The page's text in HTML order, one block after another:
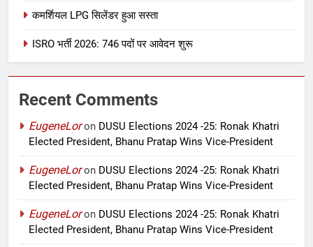
कमर्शियल LPG सिलेंडर हुआ सस्ता
ISRO भर्ती 2026: 746 पदों पर आवेदन शुरू
Recent Comments
EugeneLoron DUSU Elections 2024 -25: Ronak Khatri
Elected President, Bhanu Pratap Wins Vice-President
EugeneLoron DUSU Elections 2024 -25: Ronak Khatri
Elected President, Bhanu Pratap Wins Vice-President
EugeneLoron DUSU Elections 2024 -25: Ronak Khatri
Elected President, Bhanu Pratap Wins Vice-President